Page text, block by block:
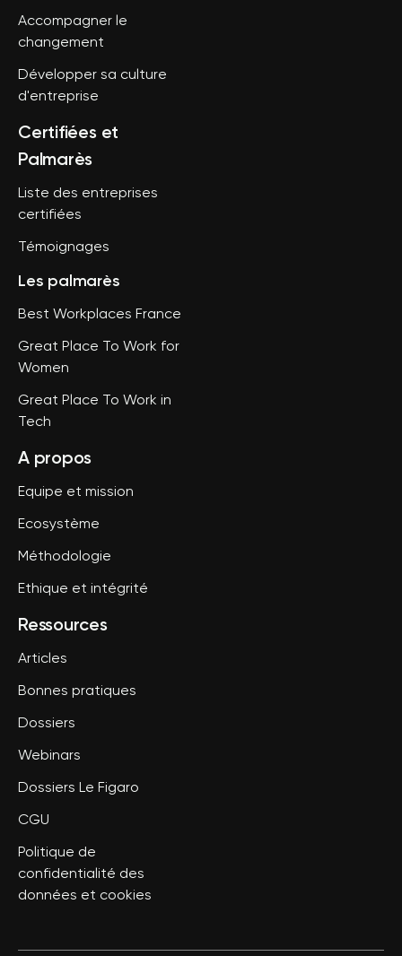
Accompagner le
changement
Développer sa culture
d'entreprise
Certifiées et
Palmarès
Liste des entreprises
certifiées
Témoignages
Les palmarès
Best Workplaces France
Great Place To Work for
Women
Great Place To Work in
Tech
A propos
Equipe et mission
Ecosystème
Méthodologie
Ethique et intégrité
Ressources
Articles
Bonnes pratiques
Dossiers
Webinars
Dossiers Le Figaro
CGU
Politique de
confidentialité des
données et cookies